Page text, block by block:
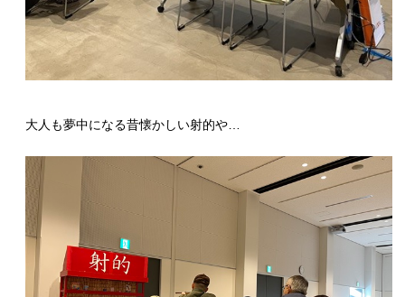
大人も夢中になる昔懐かしい射的や…